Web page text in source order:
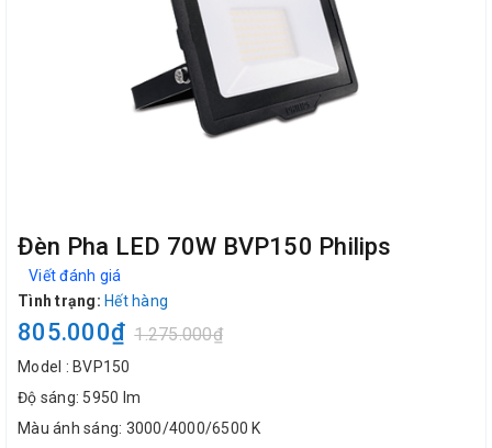
Đèn Pha LED 70W BVP150 Philips
Viết đánh giá
Tình trạng: Hết hàng
805.000₫ 1.275.000₫
Model : BVP150
Độ sáng: 5950 lm
Màu ánh sáng: 3000/4000/6500 K